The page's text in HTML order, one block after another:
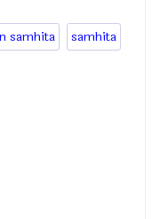
samhita
samhita